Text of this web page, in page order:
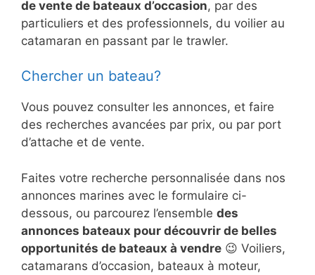
de vente de bateaux d’occasion, par des
particuliers et des professionnels, du voilier au
catamaran en passant par le trawler.
Chercher un bateau?
Vous pouvez consulter les annonces, et faire
des recherches avancées par prix, ou par port
d’attache et de vente.
Faites votre recherche personnalisée dans nos
annonces marines avec le formulaire ci-
dessous, ou parcourez l’ensemble des
annonces bateaux pour découvrir de belles
opportunités de bateaux à vendre 😉 Voiliers,
catamarans d’occasion, bateaux à moteur,